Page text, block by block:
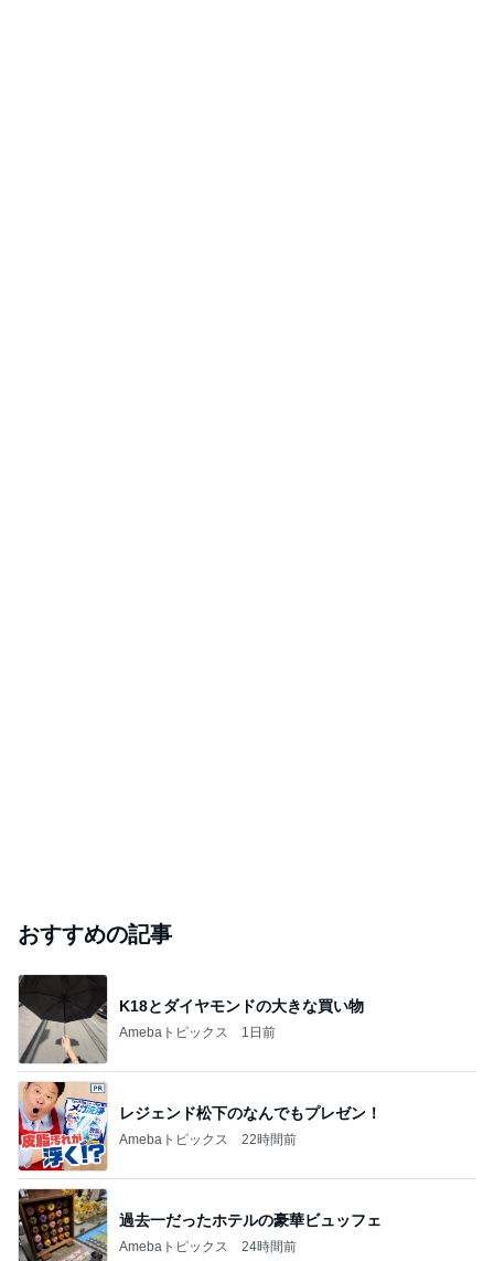
おすすめの記事
K18とダイヤモンドの大きな買い物
Amebaトピックス 1日前
レジェンド松下のなんでもプレゼン！
Amebaトピックス 22時間前
過去一だったホテルの豪華ビュッフェ
Amebaトピックス 24時間前